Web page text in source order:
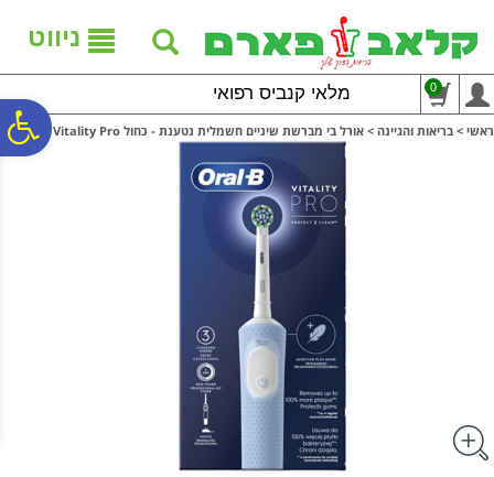
נגישות
אתר
המרכזי
ניווט
מלאי קנביס רפואי 0
ראשי > בריאות והגיינה > אורל בי מברשת שיניים חשמלית נטענת - כחול Oral B Vitality Pro